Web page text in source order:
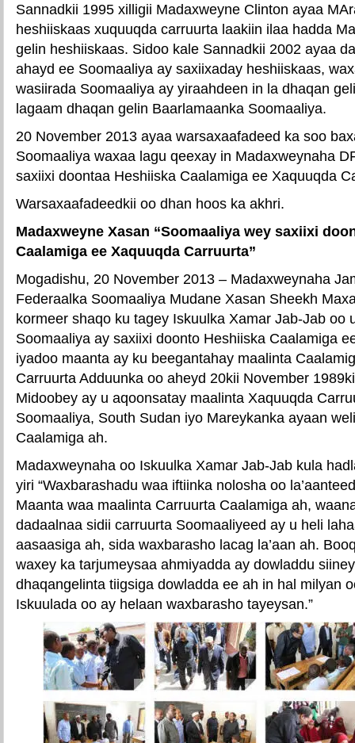
Sannadkii 1995 xilligii Madaxweyne Clinton ayaa
heshiiskaas xuquuqda carruurta laakiin ilaa hadda
gelin heshiiskaas. Sidoo kale Sannadkii 2002 ayaa
ahayd ee Soomaaliya ay saxiixaday heshiiskaas,
wasiirada Soomaaliya ay yiraahdeen in la dhaqan
lagaam dhaqan gelin Baarlamaanka Soomaaliya.
20 November 2013 ayaa warsaxaafadeed ka soo
Soomaaliya waxaa lagu qeexay in Madaxweynaha
saxiixi doontaa Heshiiska Caalamiga ee Xaquuqda
Warsaxaafadeedkii oo dhan hoos ka akhri.
Madaxweyne Xasan “Soomaaliya wey saxiixi
Caalamiga ee Xaquuqda Carruurta”
Mogadishu, 20 November 2013 – Madaxweynaha
Federaalka Soomaaliya Mudane Xasan Sheekh
kormeer shaqo ku tagey Iskuulka Xamar Jab-Jab oo
Soomaaliya ay saxiixi doonto Heshiiska Caalamiga
iyadoo maanta ay ku beegantahay maalinta
Carruurta Adduunka oo aheyd 20kii November
Midoobey ay u aqoonsatay maalinta Xaquuqda
Soomaaliya, South Sudan iyo Mareykanka ayaan
Caalamiga ah.
Madaxweynaha oo Iskuulka Xamar Jab-Jab kula
yiri “Waxbarashadu waa iftiinka nolosha oo
Maanta waa maalinta Carruurta Caalamiga ah,
dadaalnaa sidii carruurta Soomaaliyeed ay u heli
aasaasiga ah, sida waxbarasho lacag la’aan ah.
waxey ka tarjumeysaa ahmiyadda ay dowladdu
dhaqangelinta tiigsiga dowladda ee ah in hal milyan
Iskuulada oo ay helaan waxbarasho tayeysan.”